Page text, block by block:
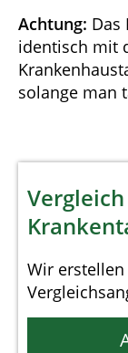
Achtung: Das
identisch mit
solange man
Wir